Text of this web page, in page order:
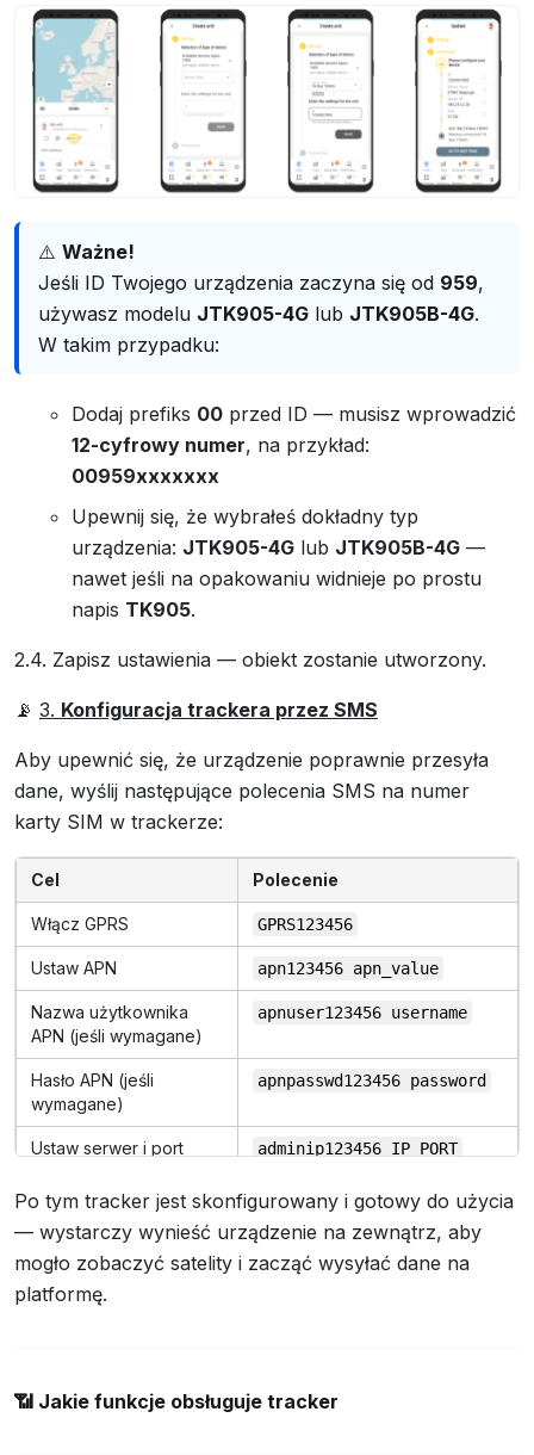
⚠️ Ważne!
Jeśli ID Twojego urządzenia zaczyna się od 959,
używasz modelu JTK905-4G lub JTK905B-4G.
W takim przypadku:
Dodaj prefiks 00 przed ID — musisz wprowadzić
12-cyfrowy numer, na przykład:
00959xxxxxxx
Upewnij się, że wybrałeś dokładny typ
urządzenia: JTK905-4G lub JTK905B-4G —
nawet jeśli na opakowaniu widnieje po prostu
napis TK905.
2.4. Zapisz ustawienia — obiekt zostanie utworzony.
📡 3. Konfiguracja trackera przez SMS
Aby upewnić się, że urządzenie poprawnie przesyła
dane, wyślij następujące polecenia SMS na numer
karty SIM w trackerze:
Cel Polecenie
Włącz GPRS GPRS123456
Ustaw APN apn123456 apn_value
Nazwa użytkownika
APN (jeśli wymagane)
apnuser123456 username
Hasło APN (jeśli
wymagane)
apnpasswd123456 password
Ustaw serwer i port adminip123456 IP PORT
Ustaw strefę czasową
(UTC+0)
timezone123456 0
Ustaw interwał
przesyłania danych
Po tym tracker jest skonfigurowany i gotowy do użycia
— wystarczy wynieść urządzenie na zewnątrz, aby
mogło zobaczyć satelity i zacząć wysyłać dane na
platformę.
📶 Jakie funkcje obsługuje tracker